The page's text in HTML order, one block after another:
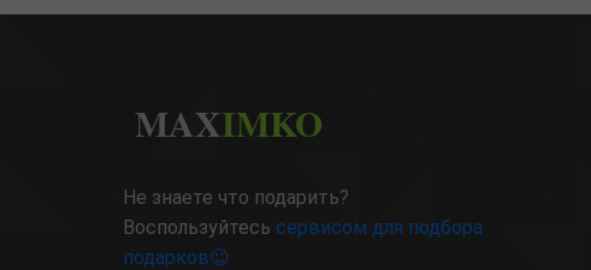
MAXIMKO
Не знаете что подарить?
Воспользуйтесь сервисом для подбора
подарков😉